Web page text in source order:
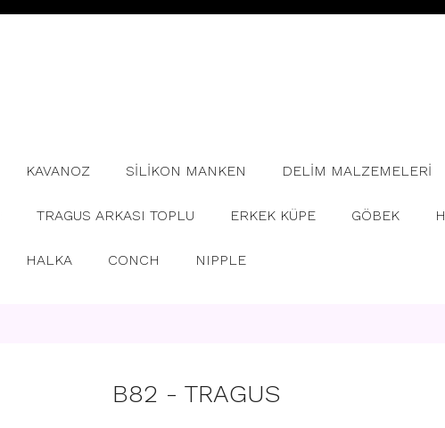
KAVANOZ SİLİKON MANKEN DELİM MALZEMELERİ
TRAGUS ARKASI TOPLU ERKEK KÜPE GÖBEK
HALKA CONCH NIPPLE
B82 - TRAGUS